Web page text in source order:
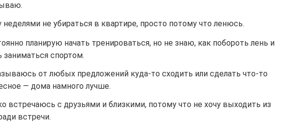
неделями не убираться в квартире, просто потому что ленюсь.
планирую начать тренироваться, но не знаю, как побороть лень и
заниматься спортом.
от любых предложений куда-то сходить или сделать что-то
— дома намного лучше.
встречаюсь с друзьями и близкими, потому что не хочу выходить из
встречи.